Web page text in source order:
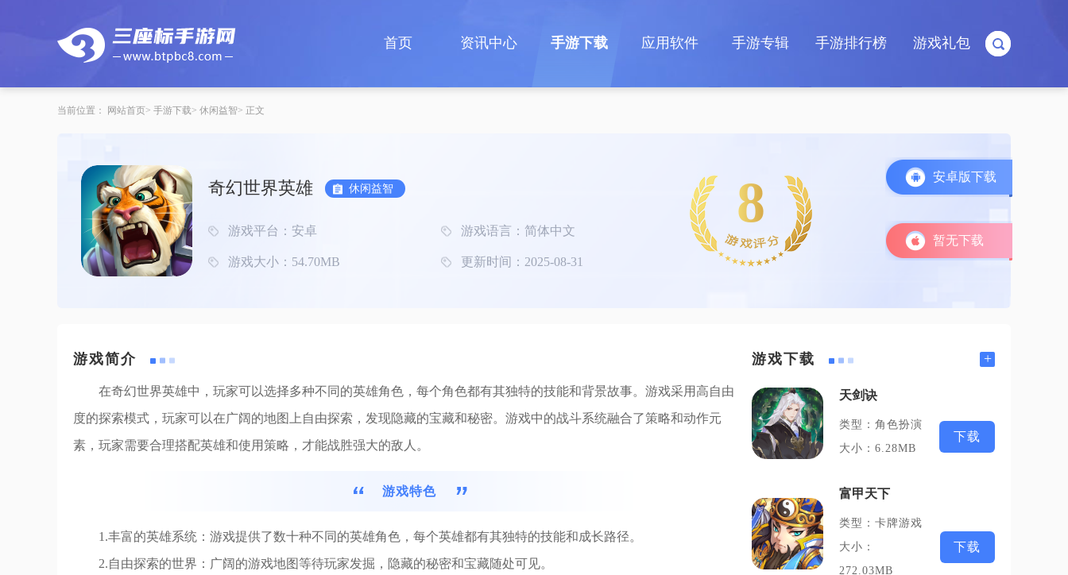
首页 资讯中心 手游下载 应用软件 手游专辑 手游排行榜 游戏礼包
当前位置： 网站首页 手游下载 休闲益智 正文
奇幻世界英雄 休闲益智
游戏平台：安卓 游戏语言：简体中文
游戏大小：54.70MB 更新时间：2025-08-31
8 安卓版下载
暂无下载
游戏简介
在奇幻世界英雄中，玩家可以选择多种不同的英雄角色，每个角色都有其独特的技能和背景故事。游戏采用高自由
度的探索模式，玩家可以在广阔的地图上自由探索，发现隐藏的宝藏和秘密。游戏中的战斗系统融合了策略和动作元
素，玩家需要合理搭配英雄和使用策略，才能战胜强大的敌人。
游戏特色
1.丰富的英雄系统：游戏提供了数十种不同的英雄角色，每个英雄都有其独特的技能和成长路径。
2.自由探索的世界：广阔的游戏地图等待玩家发掘，隐藏的秘密和宝藏随处可见。
游戏下载 +
天剑诀
类型：角色扮演
大小：6.28MB
下载
富甲天下
类型：卡牌游戏
大小：
272.03MB
下载